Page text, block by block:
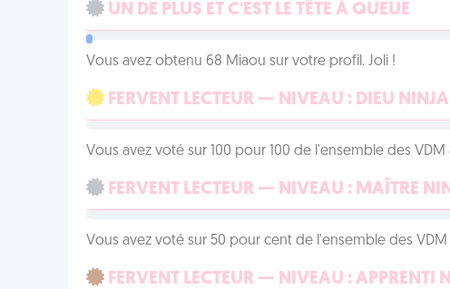
UN DE PLUS ET C'EST LE TÊTE À QUEUE
Vous avez obtenu 68 Miaou sur votre profil. Joli !
FERVENT LECTEUR — NIVEAU : DIEU NINJA
Vous avez voté sur 100 pour 100 de l'ensemble des VDM
FERVENT LECTEUR — NIVEAU : MAÎTRE
Vous avez voté sur 50 pour cent de l'ensemble des VDM
FERVENT LECTEUR — NIVEAU : APPRENTI